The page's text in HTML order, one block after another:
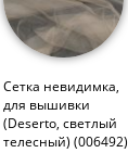
Сетка невидимка,
для вышивки
(Deserto, светлый
телесный) (006492)